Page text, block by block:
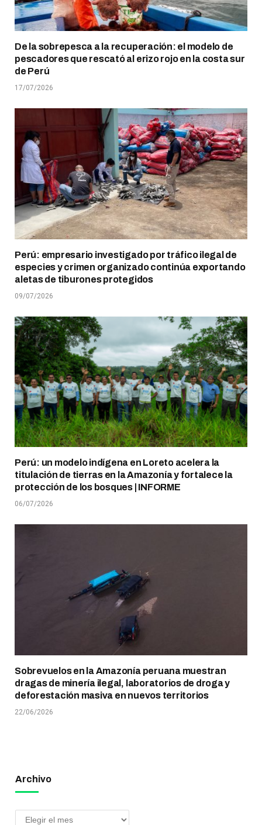
De la sobrepesca a la recuperación: el modelo de
pescadores que rescató al erizo rojo en la costa sur
de Perú
17/07/2026
Perú: empresario investigado por tráfico ilegal de
especies y crimen organizado continúa exportando
aletas de tiburones protegidos
09/07/2026
Perú: un modelo indígena en Loreto acelera la
titulación de tierras en la Amazonía y fortalece la
protección de los bosques | INFORME
06/07/2026
Sobrevuelos en la Amazonía peruana muestran
dragas de minería ilegal, laboratorios de droga y
deforestación masiva en nuevos territorios
22/06/2026
Archivo